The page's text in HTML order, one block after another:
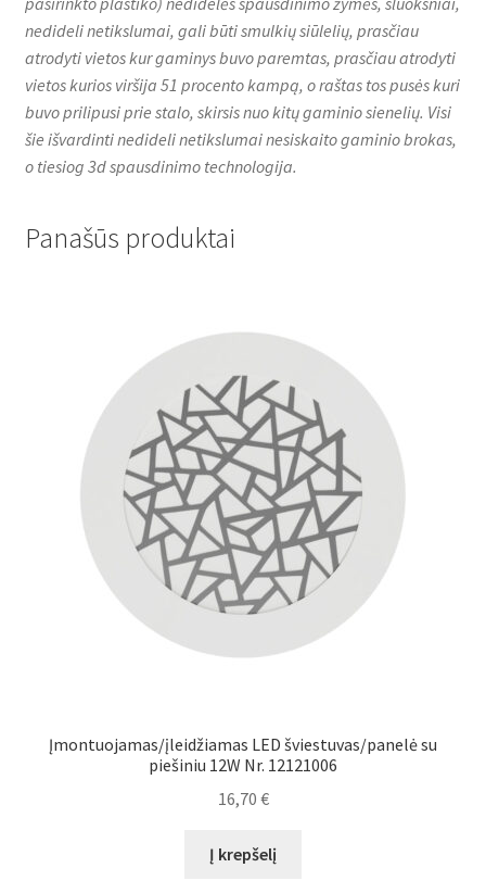
nedideli netikslumai, gali būti smulkių siūlelių, prasčiau
atrodyti vietos kur gaminys buvo paremtas, prasčiau atrodyti
vietos kurios viršija 51 procento kampą, o raštas tos pusės kuri
buvo prilipusi prie stalo, skirsis nuo kitų gaminio sienelių. Visi
šie išvardinti nedideli netikslumai nesiskaito gaminio brokas,
o tiesiog 3d spausdinimo technologija.
Panašūs produktai
Įmontuojamas/įleidžiamas LED šviestuvas/panelė su
piešiniu 12W Nr. 12121006
16,70 €
Į krepšelį